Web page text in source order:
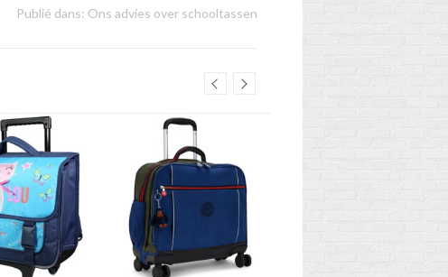
Publié dans: Ons advies over schooltassen